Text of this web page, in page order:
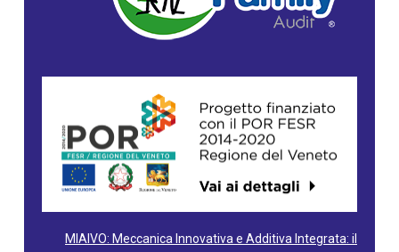
MIAIVO: Meccanica Innovativa e Additiva Integrata: il